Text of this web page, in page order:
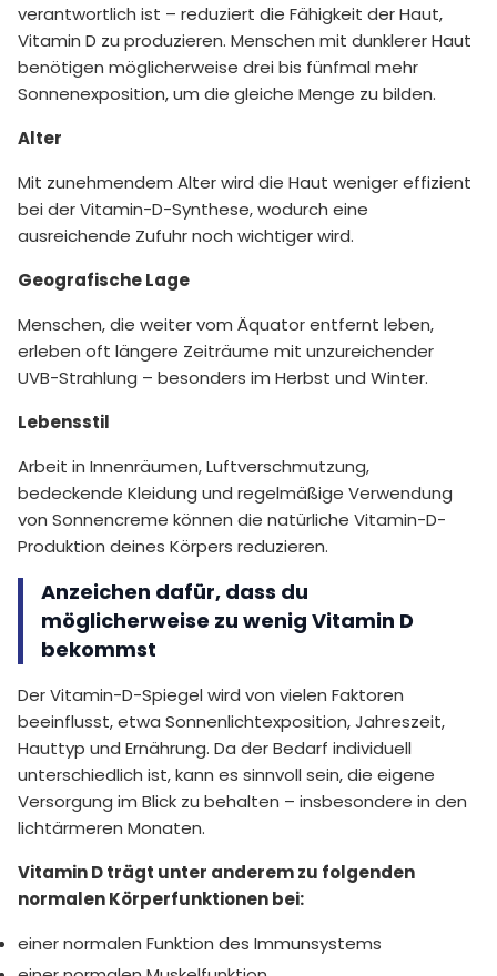
verantwortlich ist – reduziert die Fähigkeit der Haut,
Vitamin D zu produzieren. Menschen mit dunklerer Haut
benötigen möglicherweise drei bis fünfmal mehr
Sonnenexposition, um die gleiche Menge zu bilden.
Alter
Mit zunehmendem Alter wird die Haut weniger effizient
bei der Vitamin-D-Synthese, wodurch eine
ausreichende Zufuhr noch wichtiger wird.
Geografische Lage
Menschen, die weiter vom Äquator entfernt leben,
erleben oft längere Zeiträume mit unzureichender
UVB-Strahlung – besonders im Herbst und Winter.
Lebensstil
Arbeit in Innenräumen, Luftverschmutzung,
bedeckende Kleidung und regelmäßige Verwendung
von Sonnencreme können die natürliche Vitamin-D-
Produktion deines Körpers reduzieren.
Anzeichen dafür, dass du
möglicherweise zu wenig Vitamin D
bekommst
Der Vitamin-D-Spiegel wird von vielen Faktoren
beeinflusst, etwa Sonnenlichtexposition, Jahreszeit,
Hauttyp und Ernährung. Da der Bedarf individuell
unterschiedlich ist, kann es sinnvoll sein, die eigene
Versorgung im Blick zu behalten – insbesondere in den
lichtärmeren Monaten.
Vitamin D trägt unter anderem zu folgenden
normalen Körperfunktionen bei:
einer normalen Funktion des Immunsystems